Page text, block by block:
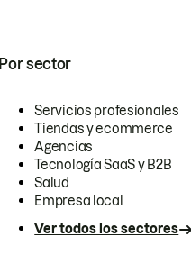
Por sector
Servicios profesionales
Tiendas y ecommerce
Agencias
Tecnología SaaS y B2B
Salud
Empresa local
Ver todos los sectores